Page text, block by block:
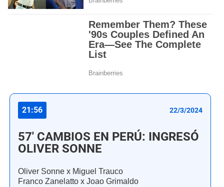
21:56 22/3/2024
57' CAMBIOS EN PERÚ: INGRESÓ
OLIVER SONNE
Oliver Sonne x Miguel Trauco
Franco Zanelatto x Joao Grimaldo